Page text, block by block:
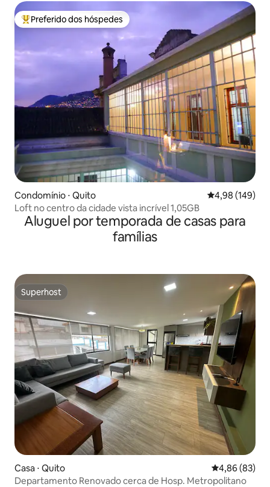
Entre os melhores preferidos dos hóspedes
Preferido dos hóspedes
Condomínio ⋅ Quito 4,98 de uma
4,98 (149)
Loft no centro da cidade vista incrível 1,05GB
Aluguel por temporada de casas para
famílias
Superhost
Superhost
Casa ⋅ Quito 4,86 de uma
4,86 (83)
Departamento Renovado cerca de Hosp. Metropolitano